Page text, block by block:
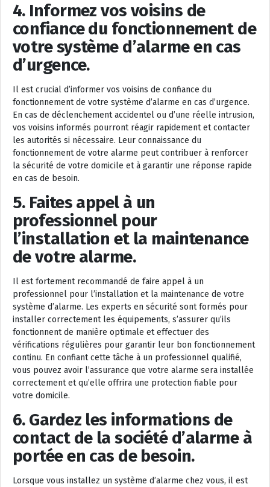
4. Informez vos voisins de
confiance du fonctionnement de
votre système d’alarme en cas
d’urgence.
Il est crucial d’informer vos voisins de confiance du
fonctionnement de votre système d’alarme en cas d’urgence.
En cas de déclenchement accidentel ou d’une réelle intrusion,
vos voisins informés pourront réagir rapidement et contacter
les autorités si nécessaire. Leur connaissance du
fonctionnement de votre alarme peut contribuer à renforcer
la sécurité de votre domicile et à garantir une réponse rapide
en cas de besoin.
5. Faites appel à un
professionnel pour
l’installation et la maintenance
de votre alarme.
Il est fortement recommandé de faire appel à un
professionnel pour l’installation et la maintenance de votre
système d’alarme. Les experts en sécurité sont formés pour
installer correctement les équipements, s’assurer qu’ils
fonctionnent de manière optimale et effectuer des
vérifications régulières pour garantir leur bon fonctionnement
continu. En confiant cette tâche à un professionnel qualifié,
vous pouvez avoir l’assurance que votre alarme sera installée
correctement et qu’elle offrira une protection fiable pour
votre domicile.
6. Gardez les informations de
contact de la société d’alarme à
portée en cas de besoin.
Lorsque vous installez un système d’alarme chez vous, il est